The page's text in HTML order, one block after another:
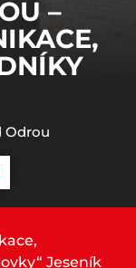
Odrou
–
Jeseník